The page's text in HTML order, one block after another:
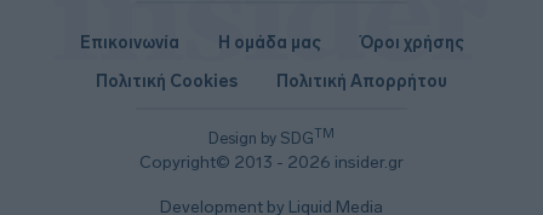
Design by SDGTM
Copyright© 2013 - 2026 insider.gr
Επικοινωνία Η ομάδα μας
Όροι χρήσης
Πολιτική Cookies
Πολιτική Απορρήτου
Development by Liquid Media